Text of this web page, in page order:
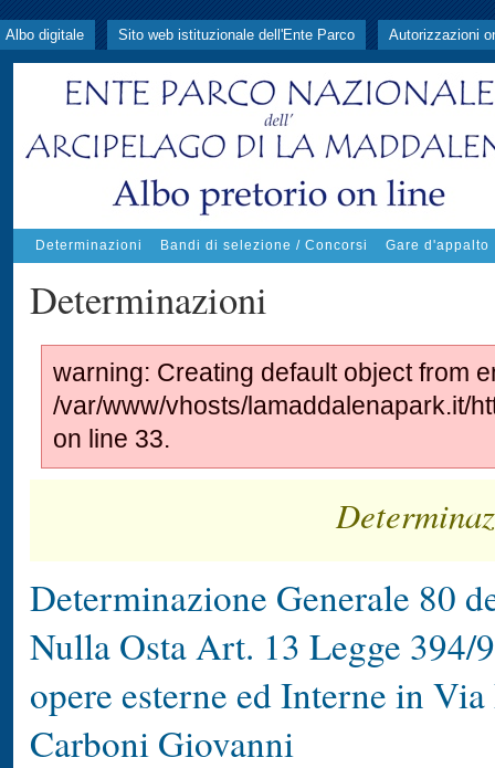
Albo digitale Sito web istituzionale dell'Ente Parco Autorizzazioni
Determinazioni Bandi di selezione / Concorsi Gare d'appalto
Determinazioni
warning: Creating default object from
/var/www/vhosts/lamaddalenapark.it/
on line 33.
Determinazione Generale 80
Nulla Osta Art. 13 Legge 394/
opere esterne ed Interne in
Carboni Giovanni